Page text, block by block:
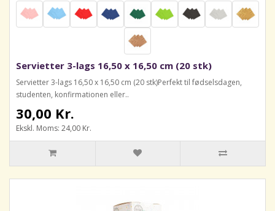
Servietter 3-lags 16,50 x 16,50 cm (20 stk)
Servietter 3-lags 16,50 x 16,50 cm (20 stk)Perfekt til fødselsdagen,
studenten, konfirmationen eller..
30,00 Kr.
Ekskl. Moms: 24,00 Kr.